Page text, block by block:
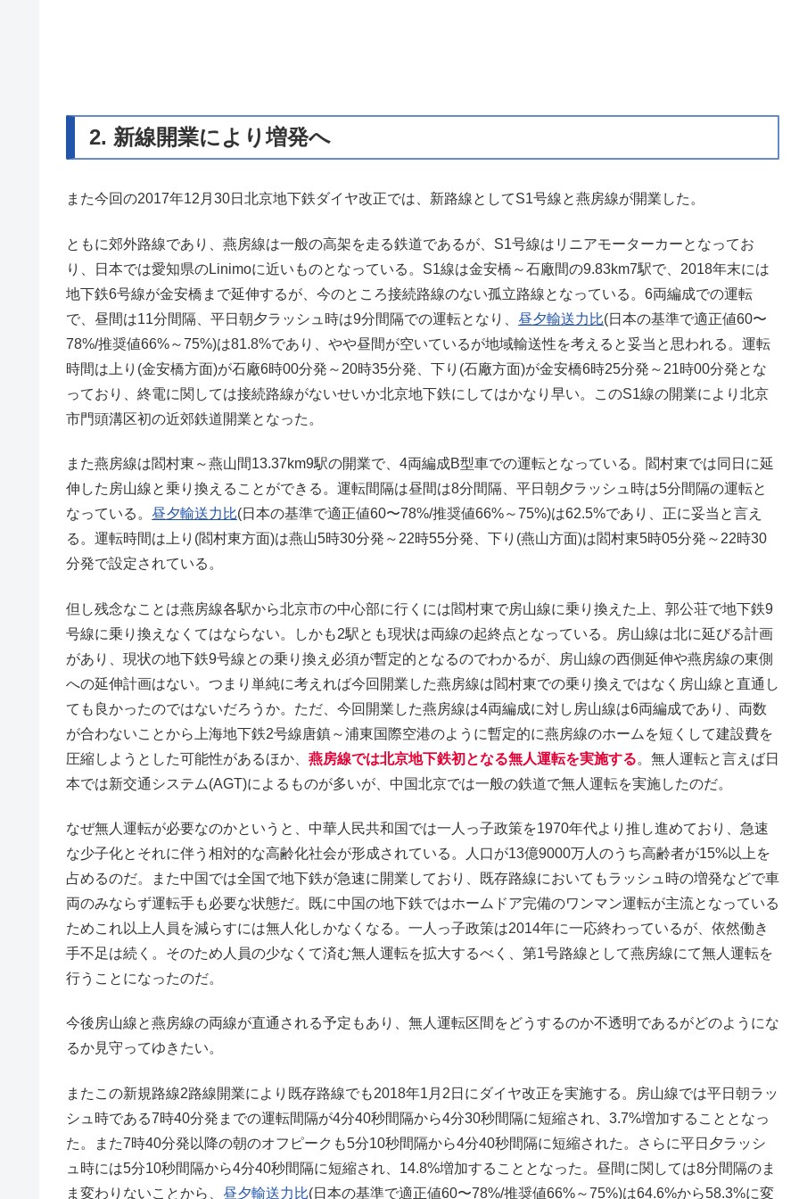
2. 新線開業により増発へ
また今回の2017年12月30日北京地下鉄ダイヤ改正では、新路線としてS1号線と燕房線が開業した。
ともに郊外路線であり、燕房線は一般の高架を走る鉄道であるが、S1号線はリニアモーターカーとなってお
り、日本では愛知県のLinimoに近いものとなっている。S1線は金安橋～石廠間の9.83km7駅で、2018年末には
地下鉄6号線が金安橋まで延伸するが、今のところ接続路線のない孤立路線となっている。6両編成での運転
で、昼間は11分間隔、平日朝夕ラッシュ時は9分間隔での運転となり、 昼夕輸送力比(日本の基準で適正値60〜
78%/推奨値66%～75%)は81.8%であり、やや昼間が空いているが地域輸送性を考えると妥当と思われる。運転
時間は上り(金安橋方面)が石廠6時00分発～20時35分発、下り(石廠方面)が金安橋6時25分発～21時00分発とな
っており、終電に関しては接続路線がないせいか北京地下鉄にしてはかなり早い。このS1線の開業により北京
市門頭溝区初の近郊鉄道開業となった。
また燕房線は閻村東～燕山間13.37km9駅の開業で、4両編成B型車での運転となっている。閻村東では同日に延
伸した房山線と乗り換えることができる。運転間隔は昼間は8分間隔、平日朝夕ラッシュ時は5分間隔の運転と
なっている。 昼夕輸送力比(日本の基準で適正値60〜78%/推奨値66%～75%)は62.5%であり、正に妥当と言え
る。運転時間は上り(閻村東方面)は燕山5時30分発～22時55分発、下り(燕山方面)は閻村東5時05分発～22時30
分発で設定されている。
但し残念なことは燕房線各駅から北京市の中心部に行くには閻村東で房山線に乗り換えた上、郭公荘で地下鉄9
号線に乗り換えなくてはならない。しかも2駅とも現状は両線の起終点となっている。房山線は北に延びる計画
があり、現状の地下鉄9号線との乗り換え必須が暫定的となるのでわかるが、房山線の西側延伸や燕房線の東側
への延伸計画はない。つまり単純に考えれば今回開業した燕房線は閻村東での乗り換えではなく房山線と直通し
ても良かったのではないだろうか。ただ、今回開業した燕房線は4両編成に対し房山線は6両編成であり、両数
が合わないことから上海地下鉄2号線唐鎮～浦東国際空港のように暫定的に燕房線のホームを短くして建設費を
圧縮しようとした可能性があるほか、 燕房線では北京地下鉄初となる無人運転を実施する。無人運転と言えば日
本では新交通システム(AGT)によるものが多いが、中国北京では一般の鉄道で無人運転を実施したのだ。
なぜ無人運転が必要なのかというと、中華人民共和国では一人っ子政策を1970年代より推し進めており、急速
な少子化とそれに伴う相対的な高齢化社会が形成されている。人口が13億9000万人のうち高齢者が15%以上を
占めるのだ。また中国では全国で地下鉄が急速に開業しており、既存路線においてもラッシュ時の増発などで車
両のみならず運転手も必要な状態だ。既に中国の地下鉄ではホームドア完備のワンマン運転が主流となっている
ためこれ以上人員を減らすには無人化しかなくなる。一人っ子政策は2014年に一応終わっているが、依然働き
手不足は続く。そのため人員の少なくて済む無人運転を拡大するべく、第1号路線として燕房線にて無人運転を
行うことになったのだ。
今後房山線と燕房線の両線が直通される予定もあり、無人運転区間をどうするのか不透明であるがどのようにな
るか見守ってゆきたい。
またこの新規路線2路線開業により既存路線でも2018年1月2日にダイヤ改正を実施する。房山線では平日朝ラッ
シュ時である7時40分発までの運転間隔が4分40秒間隔から4分30秒間隔に短縮され、3.7%増加することとなっ
た。また7時40分発以降の朝のオフピークも5分10秒間隔から4分40秒間隔に短縮された。さらに平日夕ラッシ
ュ時には5分10秒間隔から4分40秒間隔に短縮され、14.8%増加することとなった。昼間に関しては8分間隔のま
ま変わりないことから、 昼夕輸送力比(日本の基準で適正値60〜78%/推奨値66%～75%)は64.6%から58.3%に変